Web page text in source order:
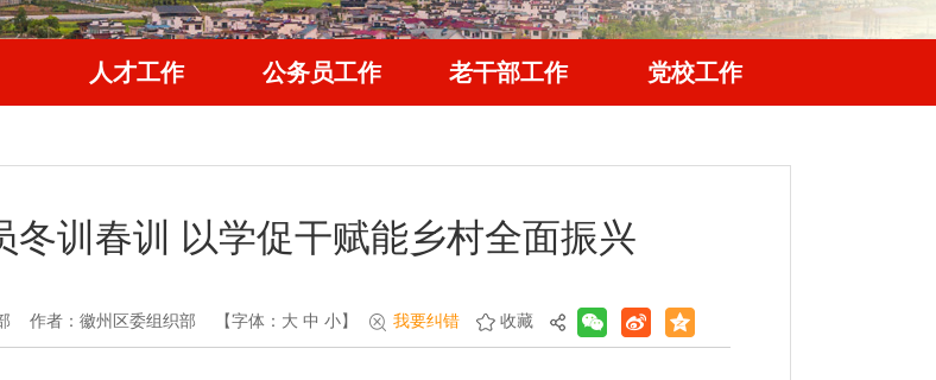
人才工作 公务员工作 老干部工作 党校工作
冬训春训 以学促干赋能乡村全面振兴
作者：徽州区委组织部 【字体： 大 中 小】 我要纠错 收藏